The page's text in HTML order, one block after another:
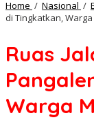
Home / Nasional /
di Tingkatkan,
Ruas
Warga